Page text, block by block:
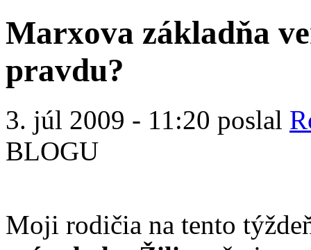
Marxova základňa
pravdu?
3. júl 2009 - 11:20 poslal
BLOGU
Moji rodičia na tento